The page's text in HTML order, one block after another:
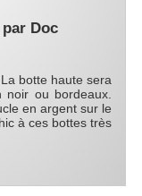
Doc
botte haute sera
ou bordeaux.
en argent sur le
à ces bottes très